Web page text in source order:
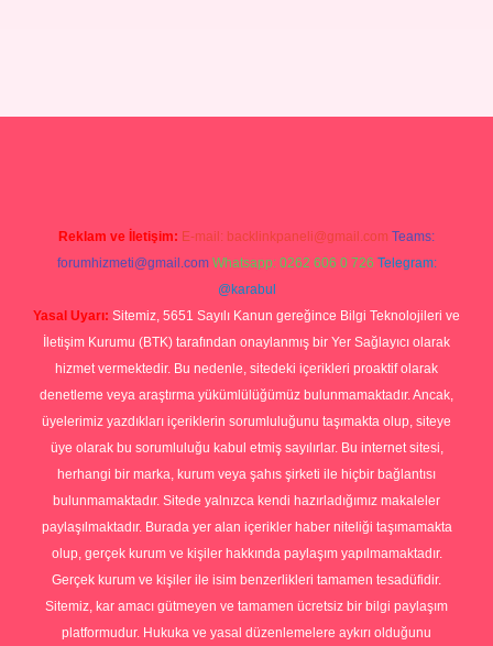
Reklam ve İletişim: E-mail: backlinkpaneli@gmail.com Teams:
forumhizmeti@gmail.com Whatsapp: 0262 606 0 726 Telegram:
@karabul
Yasal Uyarı: Sitemiz, 5651 Sayılı Kanun gereğince Bilgi Teknolojileri ve
İletişim Kurumu (BTK) tarafından onaylanmış bir Yer Sağlayıcı olarak
hizmet vermektedir. Bu nedenle, sitedeki içerikleri proaktif olarak
denetleme veya araştırma yükümlülüğümüz bulunmamaktadır. Ancak,
üyelerimiz yazdıkları içeriklerin sorumluluğunu taşımakta olup, siteye
üye olarak bu sorumluluğu kabul etmiş sayılırlar. Bu internet sitesi,
herhangi bir marka, kurum veya şahıs şirketi ile hiçbir bağlantısı
bulunmamaktadır. Sitede yalnızca kendi hazırladığımız makaleler
paylaşılmaktadır. Burada yer alan içerikler haber niteliği taşımamakta
olup, gerçek kurum ve kişiler hakkında paylaşım yapılmamaktadır.
Gerçek kurum ve kişiler ile isim benzerlikleri tamamen tesadüfidir.
Sitemiz, kar amacı gütmeyen ve tamamen ücretsiz bir bilgi paylaşım
platformudur. Hukuka ve yasal düzenlemelere aykırı olduğunu